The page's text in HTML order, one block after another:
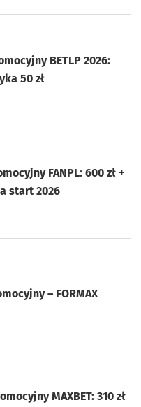
BETLP 2026:
50 zł
FANPL: 600 zł +
start 2026
– FORMAX
MAXBET: 310 zł